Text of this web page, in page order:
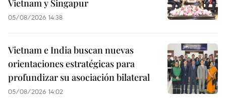
Vietnam y Singapur
05/08/2026 14:38
Vietnam e India buscan nuevas
orientaciones estratégicas para
profundizar su asociación bilateral
05/08/2026 14:02